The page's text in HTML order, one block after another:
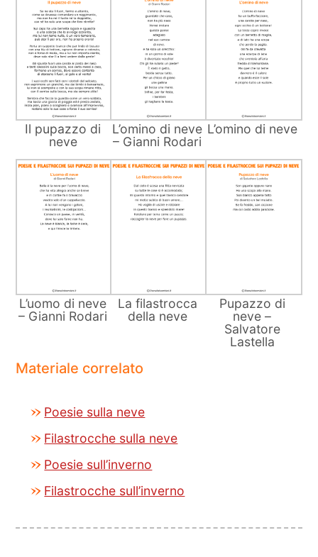
Il pupazzo di
neve
L’omino di neve
– Gianni Rodari
L’omino di neve
L’uomo di neve
– Gianni Rodari
La filastrocca
della neve
Pupazzo di
neve –
Salvatore
Lastella
Materiale correlato
Poesie sulla neve
Filastrocche sulla neve
Poesie sull’inverno
Filastrocche sull’inverno